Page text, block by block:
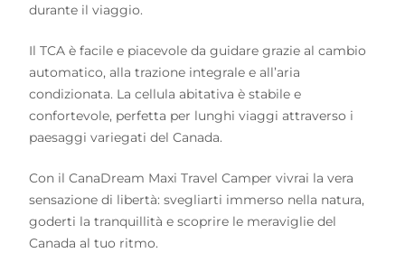
durante il viaggio.
Il TCA è facile e piacevole da guidare grazie al cambio
automatico, alla trazione integrale e all’aria
condizionata. La cellula abitativa è stabile e
confortevole, perfetta per lunghi viaggi attraverso i
paesaggi variegati del Canada.
Con il CanaDream Maxi Travel Camper vivrai la vera
sensazione di libertà: svegliarti immerso nella natura,
goderti la tranquillità e scoprire le meraviglie del
Canada al tuo ritmo.